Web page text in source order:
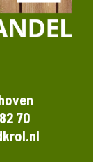
70